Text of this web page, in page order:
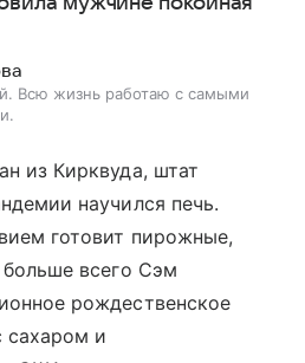
Всю жизнь работаю с самыми
из Кирквуда, штат
научился печь.
готовит пирожные,
всего Сэм
рождественское
сахаром и